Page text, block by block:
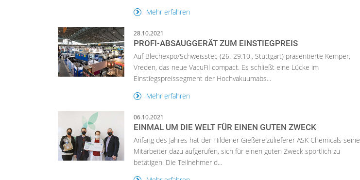
Mehr erfahren
28.10.2021
PROFI-ABSAUGGERÄT ZUM EINSTIEGPREIS
Auf Blechexpo/Schweisstec (26.-29.10., Stuttgart) präsentierte Kemper,
Vreden, das neue VacuFil compact. Es schließt eine Lücke im
Einstiegspreissegment der Hochvakuumabs...
Mehr erfahren
06.10.2021
EINMAL UM DIE WELT FÜR EINEN GUTEN ZWECK
Anfang des Jahres hat der Hildener Gießereizulieferer ASK Chemicals seine
Mitarbeiter dazu aufgerufen, sich für einen guten Zweck sportlich zu
betätigen. Die Teilnehmer d...